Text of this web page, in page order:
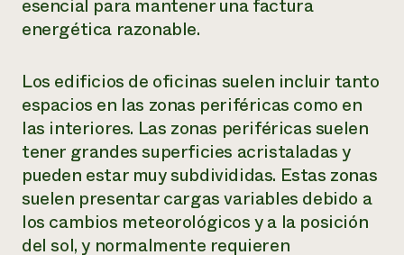
esencial para mantener una factura
energética razonable.
Los edificios de oficinas suelen incluir tanto
espacios en las zonas periféricas como en
las interiores. Las zonas periféricas suelen
tener grandes superficies acristaladas y
pueden estar muy subdivididas. Estas zonas
suelen presentar cargas variables debido a
los cambios meteorológicos y a la posición
del sol, y normalmente requieren